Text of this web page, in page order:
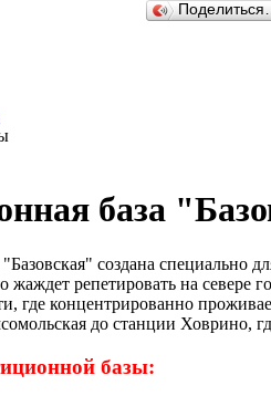
база
создана специально
жаждет репетировать на
где концентрированно
до станции Ховрино,
базы: